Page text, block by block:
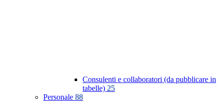
Consulenti e collaboratori (da pubblicare in
tabelle) 25
Personale 88